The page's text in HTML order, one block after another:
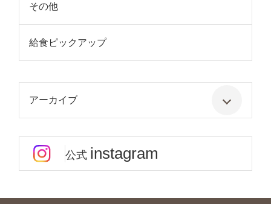
その他
給食ピックアップ
アーカイブ
公式 instagram